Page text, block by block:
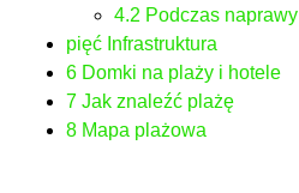
4.2 Podczas naprawy
pięć Infrastruktura
6 Domki na plaży i hotele
7 Jak znaleźć plażę
8 Mapa plażowa